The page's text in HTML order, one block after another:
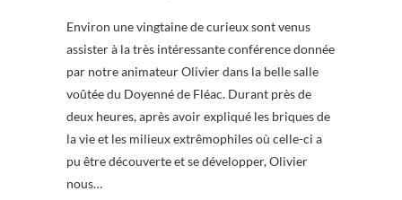
Environ une vingtaine de curieux sont venus
assister à la très intéressante conférence donnée
par notre animateur Olivier dans la belle salle
voûtée du Doyenné de Fléac. Durant près de
deux heures, après avoir expliqué les briques de
la vie et les milieux extrêmophiles où celle-ci a
pu être découverte et se développer, Olivier
nous…